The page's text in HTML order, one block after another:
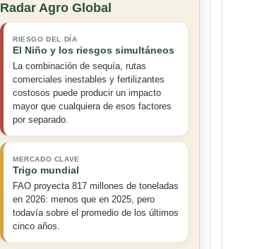
Radar Agro Global
RIESGO DEL DÍA
El Niño y los riesgos simultáneos
La combinación de sequía, rutas
comerciales inestables y fertilizantes
costosos puede producir un impacto
mayor que cualquiera de esos factores
por separado.
MERCADO CLAVE
Trigo mundial
FAO proyecta 817 millones de toneladas
en 2026: menos que en 2025, pero
todavía sobre el promedio de los últimos
cinco años.